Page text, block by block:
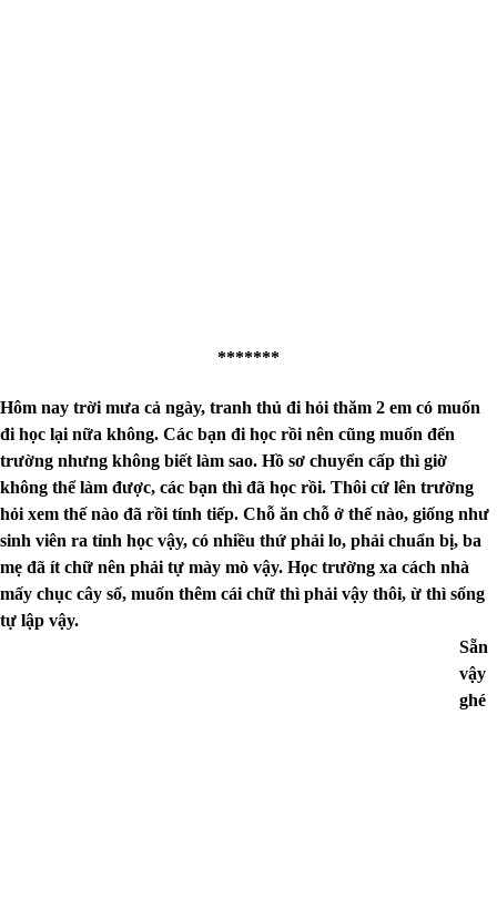
*******
Hôm nay trời mưa cả ngày, tranh thủ đi hỏi thăm 2 em có muốn
đi học lại nữa không. Các bạn đi học rồi nên cũng muốn đến
trường nhưng không biết làm sao. Hồ sơ chuyển cấp thì giờ
không thể làm được, các bạn thì đã học rồi. Thôi cứ lên trường
hỏi xem thế nào đã rồi tính tiếp. Chỗ ăn chỗ ở thế nào, giống như
sinh viên ra tỉnh học vậy, có nhiều thứ phải lo, phải chuẩn bị, ba
mẹ đã ít chữ nên phải tự mày mò vậy. Học trường xa cách nhà
mấy chục cây số, muốn thêm cái chữ thì phải vậy thôi, ừ thì sống
tự lập vậy.
Sẵn
vậy
ghé